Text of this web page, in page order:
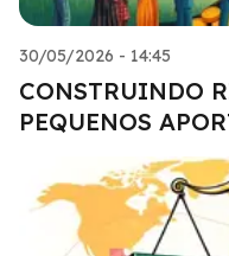
30/05/2026 - 14:45
CONSTRUINDO
PEQUENOS